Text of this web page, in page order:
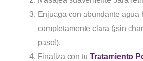
Enjuaga con abundante agua
completamente clara (¡sin
paso!).
Finaliza con tu Tratamiento